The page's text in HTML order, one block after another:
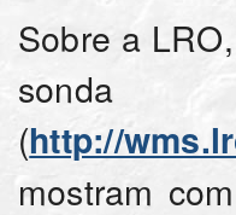
Sobre a
sonda
(http://
mostram